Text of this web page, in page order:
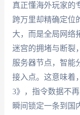
真正懂海外玩家的
跨万里却精确定位
大，而是全局网络
迷宫的拥堵与断裂
服务器节点，智能
接入点。这意味着
3》，指令数据不
瞬间锁定一条到国